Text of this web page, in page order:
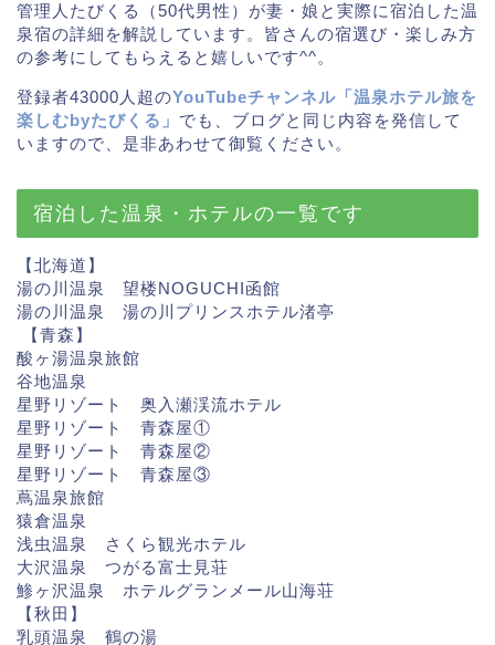
管理人たびくる（50代男性）が妻・娘と実際に宿泊した温
泉宿の詳細を解説しています。皆さんの宿選び・楽しみ方
の参考にしてもらえると嬉しいです^^。
登録者43000人超のYouTubeチャンネル「温泉ホテル旅を
楽しむbyたびくる」 でも、ブログと同じ内容を発信して
いますので、是非あわせて御覧ください。
宿泊した温泉・ホテルの一覧です
【北海道】
湯の川温泉 望楼NOGUCHI函館
湯の川温泉 湯の川プリンスホテル渚亭
【青森】
酸ヶ湯温泉旅館
谷地温泉
星野リゾート 奥入瀬渓流ホテル
星野リゾート 青森屋①
星野リゾート 青森屋②
星野リゾート 青森屋③
蔦温泉旅館
猿倉温泉
浅虫温泉 さくら観光ホテル
大沢温泉 つがる富士見荘
鯵ヶ沢温泉 ホテルグランメール山海荘
【秋田】
乳頭温泉 鶴の湯